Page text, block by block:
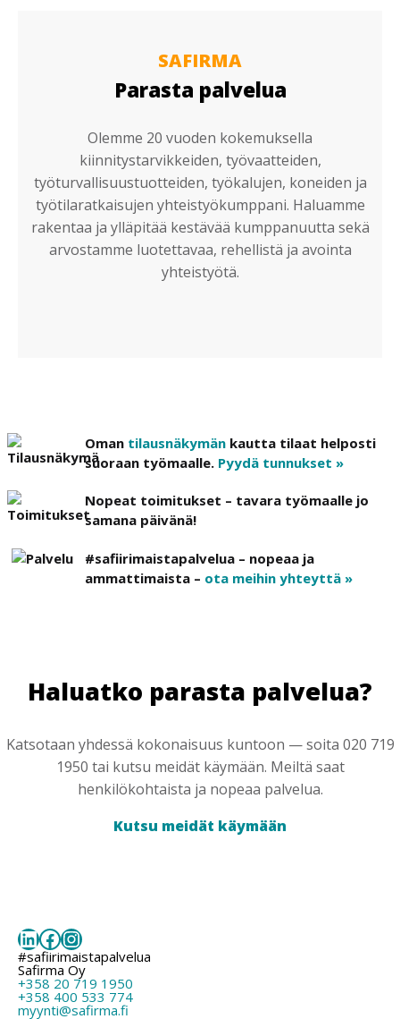
SAFIRMA
Parasta palvelua
Olemme 20 vuoden kokemuksella
kiinnitystarvikkeiden, työvaatteiden,
työturvallisuustuotteiden, työkalujen, koneiden ja
työtilaratkaisujen yhteistyökumppani. Haluamme
rakentaa ja ylläpitää kestävää kumppanuutta sekä
arvostamme luotettavaa, rehellistä ja avointa
yhteistyötä.
Oman tilausnäkymän kautta tilaat helposti
suoraan työmaalle. Pyydä tunnukset »
Nopeat toimitukset – tavara työmaalle jo
samana päivänä!
#safiirimaistapalvelua – nopeaa ja
ammattimaista – ota meihin yhteyttä »
Haluatko parasta palvelua?
Katsotaan yhdessä kokonaisuus kuntoon — soita 020 719
1950 tai kutsu meidät käymään. Meiltä saat
henkilökohtaista ja nopeaa palvelua.
Kutsu meidät käymään
LinkedIn
Facebook
Instagram
#safiirimaistapalvelua
Safirma Oy
+358 20 719 1950
+358 400 533 774
myynti@safirma.fi